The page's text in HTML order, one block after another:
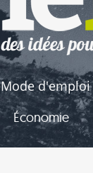
Mode d'emploi
Économie